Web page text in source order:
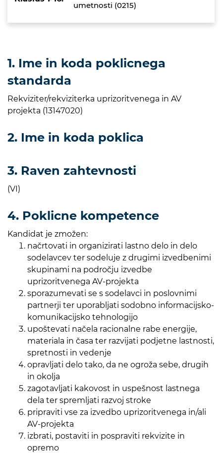
umetnosti (0215)
1. Ime in koda poklicnega
standarda
Rekviziter/rekviziterka uprizoritvenega in AV
projekta (13147020)
2. Ime in koda poklica
3. Raven zahtevnosti
(VI)
4. Poklicne kompetence
Kandidat je zmožen:
načrtovati in organizirati lastno delo in delo
sodelavcev ter sodeluje z drugimi izvedbenimi
skupinami na področju izvedbe
uprizoritvenega AV-projekta
sporazumevati se s sodelavci in poslovnimi
partnerji ter uporabljati sodobno informacijsko-
komunikacijsko tehnologijo
upoštevati načela racionalne rabe energije,
materiala in časa ter razvijati podjetne lastnosti,
spretnosti in vedenje
opravljati delo tako, da ne ogroža sebe, drugih
in okolja
zagotavljati kakovost in uspešnost lastnega
dela ter spremljati razvoj stroke
pripraviti vse za izvedbo uprizoritvenega in/ali
AV-projekta
izbrati, postaviti in pospraviti rekvizite in
opremo